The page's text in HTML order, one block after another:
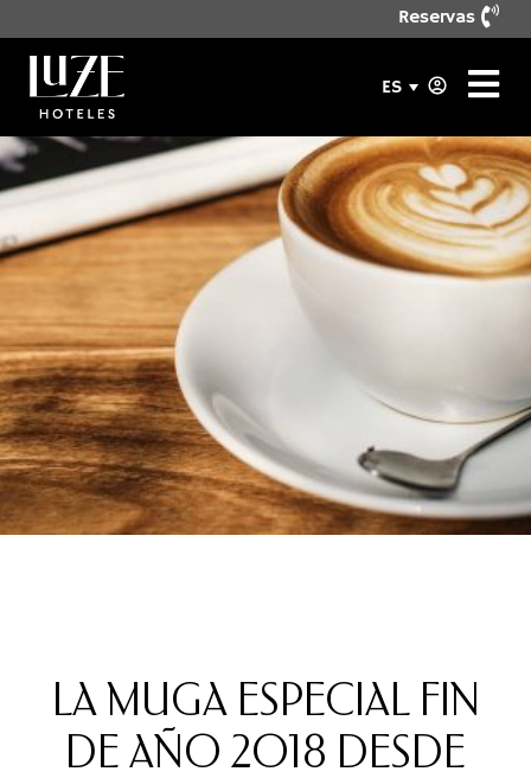
Reservas
ES
LA MUGA ESPECIAL FIN
DE AÑO 2018 DESDE